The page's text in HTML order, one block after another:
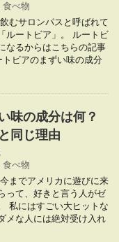
食べ物
むサロンパスと呼ばれて
ルートビア」。 ルートビ
なるからはこちらの記事
ビアのまずい味の成分
味の成分は何？
同じ理由
食べ物
までアメリカに遊びに来
って、好きと言う人がゼ
私にはすごい大ヒットな
メな人には絶対受け入れ